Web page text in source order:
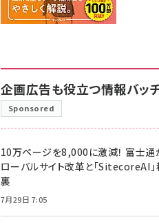
企画広告も役立つ情報バッチ
Sponsored
10万ページを8,000に激減！ 富士通
ローバルサイト改革と「SitecoreAI
裏
7月29日 7:05